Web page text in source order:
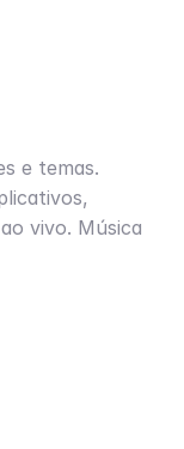
e temas.
vivo. Música